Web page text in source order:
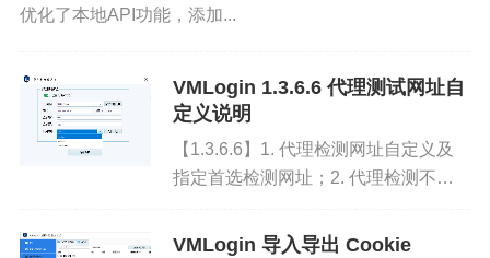
优化了本地API功能，添加...
VMLogin 1.3.6.6 代理测试网址自
定义说明
【1.3.6.6】1. 代理检测网址自定义及
指定首选检测网址；2. 代理检测不阻
ip234、vmlogin、ip-api.com ，选择
VMLogin 导入导出 Cookie